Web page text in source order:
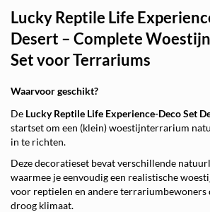
Lucky Reptile Life
Desert – Complete
Set voor Terrariums
Waarvoor geschikt?
De Lucky Reptile Life Experience-Deco Set
startset om een (klein) woestijnterrarium
in te richten.
Deze decoratieset bevat verschillende
waarmee je eenvoudig een realistische
voor reptielen en andere terrariumbewoners
droog klimaat.